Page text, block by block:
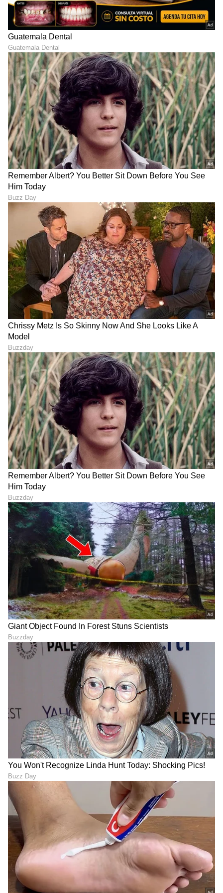
Image Credit :Asianet News
ಇದು ನೆನಪಿರಲಿ
ಆರ್ ಬಿಐಗೆ ಸಂಬಂಧಿಸಿದ ನಿಯಮಗಳು ಹೆಸರಿನಲ್ಲಿ ಅನೇಕ
ಸುದ್ದಿಗಳು, ಲಿಂಕ್ಸ್ ಪೋಸ್ಟ್ ಆಗ್ತಿರುತ್ತವೆ. ಅದನ್ನು ಓಪನ್
ಮಾಡುವ ಮುನ್ನ ಅಥವಾ ಅಪಾಲಿಸುವ ಮೊದಲು ಆರ್ ಬಿಐ
ಅಧಿಕೃತ ವೆಬ್ಸೈಟ್ ನಿಂದ ಮಾಹಿತಿ ಪಡೆಯಲು ಮರೆಯಬೇಡಿ.
LATEST VIDEOS
ವ್ಯವಹಾರ (business ideas in kannada
ಬ್ಯಾಂಕಿಂಗ್ (Banking News), ಹಣಕಾಸು, ಭಾರತೀಯ
ಆರ್ಥಿಕತೆ, ಜಾಗತಿಕ ಮಾರುಕಟ್ಟೆ,ಷೇರು ಮಾರುಕಟ್ಟೆ,
ಹೂಡಿಕೆ ಸೇರಿದಂತೆ ಇನ್ನಿತರ ಮತ್ತು ಇತ್ತೀಚಿನ ಹಣಕಾಸಿನ
ಸುದ್ದಿಗಳನ್ನು ಏಷ್ಯಾನೆಟ್ ಸುವರ್ಣ ನ್ಯೂಸ್‌ನಲ್ಲಿ ಓದಿರಿ.
ABOUT THE AUTHOR
RH Roopa Hegde
Roopa Hegde ಮೂಲತಃ ಉತ್ತರ ಕನ್ನಡದ ಯಲ್ಲಾಪುರದವಳು.
ಪತ್ರಿಕೋದ್ಯಮದಲ್ಲಿ ಸ್ನಾತಕೋತ್ತರ ಪದವಿ ಪಡೆದಿದ್ದು, ಕಸ್ತೂರಿ,
ಸಮಯ ಹಾಗೂ ಸುವರ್ಣ ವಾಹಿನಿಯಲ್ಲಿ ಕೆಲಸ ಮಾಡಿದ್ದೇನೆ. ಈಗ
ಏಷ್ಯಾನೆಟ್ ಕನ್ನಡದಲ್ಲಿ ಫ್ರೀಲಾನ್ಸರ್ ಆಗಿ ಕೆಲಸ ಮಾಡುತ್ತಿದ್ದೇನೆ.
ಟ್ರೆಂಡಿಂಗ್ ನ್ಯೂಸಲ್ಲಿ ಹೆಚ್ಚು ಆಸಕ್ತಿ ಇದ್ದು, ಸಿನಿಮಾ, ಬ್ಯುಸಿನೆಸ್,
ಆರೋಗ್ಯ, ಕ್ರೈಂ, ಕ್ರೀಡೆ ಸೇರಿ ಎಲ್ಲ ಕ್ಷೇತ್ರದ ಸುದ್ದಿ ಬರೆಯುತ್ತೇನೆ.
ಆರ್‌ಬಿಐ ವ್ಯವಹಾರ ಹಣ (Hana)
DOWNLOAD APP
RECOMMENDED STORIES
ಭಾರತದಲ್ಲಿ ಕೆಲಸ ಮಾಡುವ
ಅತ್ಯುತ್ತಮ ಕಂಪನಿಗಳ ಪೈಕಿ
ಮುಕೇಶ್ ಅಂಬಾನಿ ರಿಲಯನ್ಸ್‌ಗೆ
ಎಷ್ಟನೇ ಸ್ಥಾನ?
ಭಾರತದಲ್ಲಿ ಅತೀ ಹೆಚ್ಚು ಶ್ರೀಮಂತ
ದೇವಸ್ಥಾನಗಳಿವು, ಕೈಬಿಚ್ಚಿ ದಾನ
ನೀಡ್ತಾರೆ ಭಕ್ತರು